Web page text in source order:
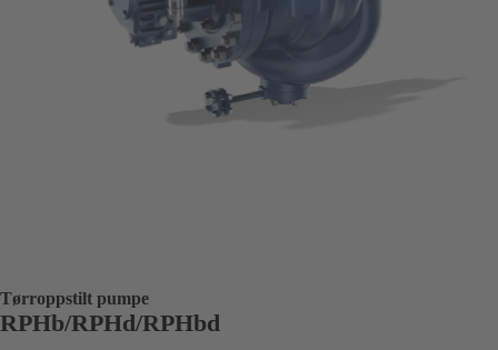
Tørroppstilt pumpe
RPHb/RPHd/RPHbd